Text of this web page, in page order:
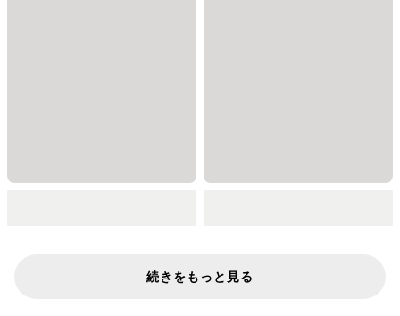
続きをもっと見る